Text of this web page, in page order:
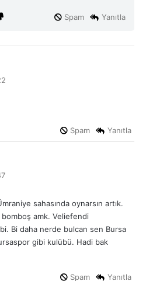
Yanıtla
Spam
Yanıtla
Spam
sahasında oynarsın artık.
bomboş amk. Veliefendi
Bi daha nerde bulcan sen Bursa
gibi kulübü. Hadi bak
Yanıtla
Spam